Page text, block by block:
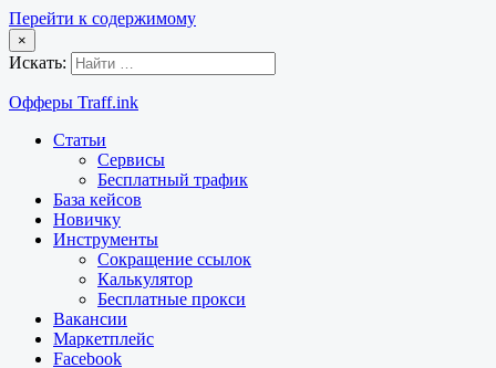
Перейти к содержимому
×
Искать:
Офферы Traff.ink
Статьи
Сервисы
Бесплатный трафик
База кейсов
Новичку
Инструменты
Сокращение ссылок
Калькулятор
Бесплатные прокси
Вакансии
Маркетплейс
Facebook